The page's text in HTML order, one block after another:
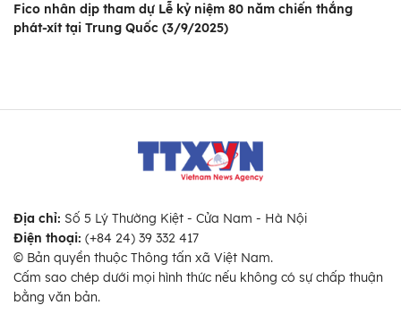
Fico nhân dịp tham dự Lễ kỷ niệm 80 năm chiến thắng
phát-xít tại Trung Quốc (3/9/2025)
Địa chỉ: Số 5 Lý Thường Kiệt - Cửa Nam - Hà Nội
Điện thoại: (+84 24) 39 332 417
© Bản quyền thuộc Thông tấn xã Việt Nam.
Cấm sao chép dưới mọi hình thức nếu không có sự chấp thuận
bằng văn bản.